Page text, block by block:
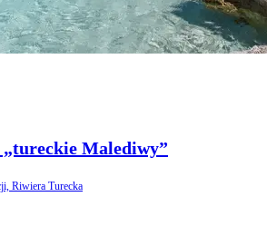
„tureckie Malediwy”
Riwiera Turecka